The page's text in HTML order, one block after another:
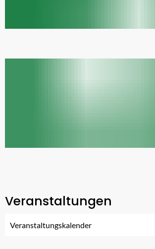
Veranstaltungen
Veranstaltungskalender